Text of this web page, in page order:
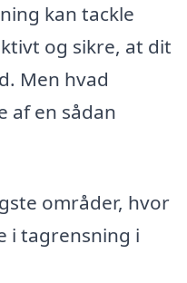
kan tackle
og sikre, at dit
Men hvad
af en sådan
områder, hvor
i tagrensning i